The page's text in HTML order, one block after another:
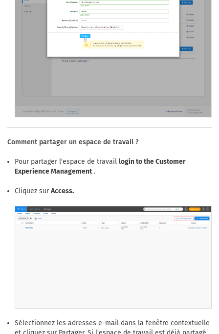
Comment partager un espace de travail ?
Pour partager l'espace de travail login to the Customer
Experience Management.
Cliquez surAccess.
Sélectionnez les adresses e-mail dans la fenêtre contextuelle